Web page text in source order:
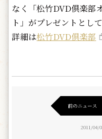
なく「松竹DVD倶楽部
ト」がプレゼントとし
詳細は松竹DVD倶楽部
前のニュース
2011/04/